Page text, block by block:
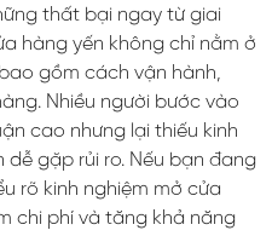
thất bại ngay từ giai
hàng yến không chỉ nằm ở
gồm cách vận hành,
Nhiều người bước vào
cao nhưng lại thiếu kinh
dễ gặp rủi ro. Nếu bạn đang
rõ kinh nghiệm mở cửa
chi phí và tăng khả năng